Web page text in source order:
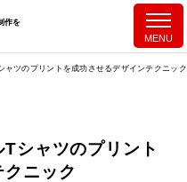
作を
ャツのプリントを成功させるデザインテクニック
シャツのプリント
ニック
MENU